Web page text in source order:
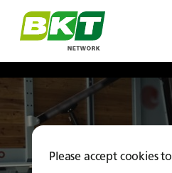
Please accept cookies